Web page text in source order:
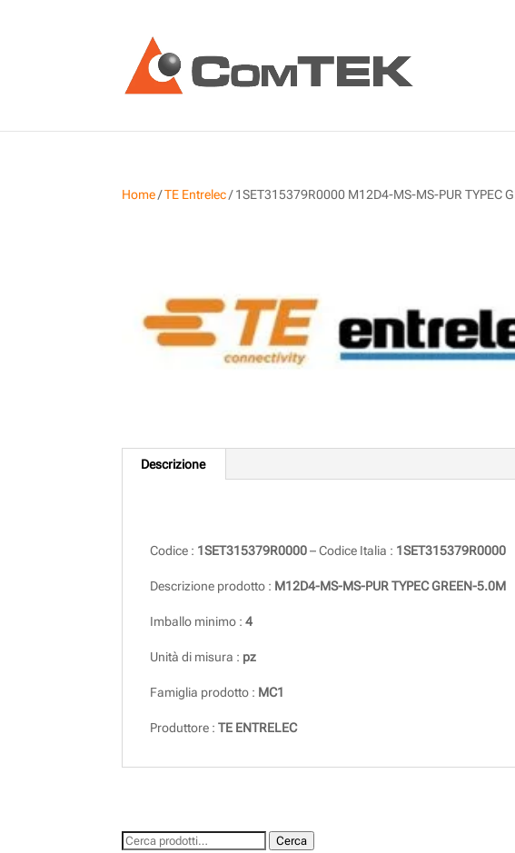
Home/TE Entrelec/ 1SET315379R0000 M12D4-MS-MS-PUR TYPEC
Descrizione
Codice : 1SET315379R0000– Codice Italia : 1SET315379R0000
Descrizione prodotto : M12D4-MS-MS-PUR TYPEC GREEN-5.0M
Imballo minimo :4
Unità di misura : pz
Famiglia prodotto : MC1
Produttore :TE ENTRELEC
Cerca: Cerca